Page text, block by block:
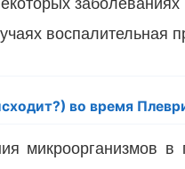
вос­палительная
во время
микроорганизмов